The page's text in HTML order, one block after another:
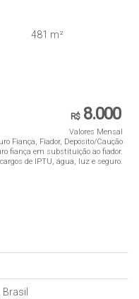
481 m²
R$8.000
Valores Mensal
Fiança, Fiador, Depósito/Caução
fiança em substituição ao fiador.
de IPTU, água, luz e seguro.